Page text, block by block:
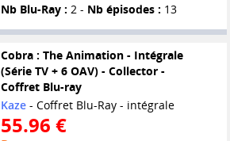
Nb Blu-Ray : 2 - Nb épisodes : 13
Cobra : The Animation - Intégrale
(Série TV + 6 OAV) - Collector -
Coffret Blu-ray
Kaze- Coffret Blu-Ray - intégrale
55.96 €